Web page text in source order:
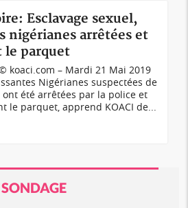
Esclavage sexuel,
nigérianes arrêtées et
le parquet
koaci.com – Mardi 21 Mai 2019
Nigérianes suspectées de
été arrêtées par la police et
le parquet, apprend KOACI de...
SONDAGE